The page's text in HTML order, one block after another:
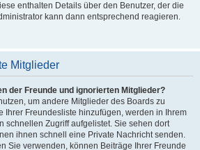
enthalten Details über den Benutzer, der die
kann dann entsprechend reagieren.
Mitglieder
der Freunde und ignorierten Mitglieder?
um andere Mitglieder des Boards zu
Ihrer Freundesliste hinzufügen, werden in Ihrem
schnellen Zugriff aufgelistet. Sie sehen dort
ihnen schnell eine Private Nachricht senden.
Sie verwenden, können Beiträge Ihrer Freunde